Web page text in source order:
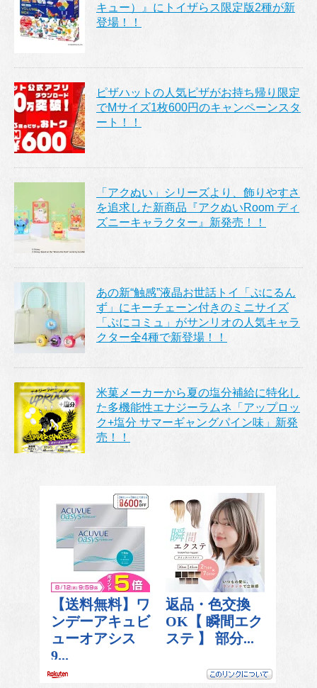
キュー）』にトイザらス限定版2種が新
登場！！
ピザハットの人気ピザがお持ち帰り限定
でMサイズ1枚600円のキャンペーンスタ
ート！！
「アクぬい」シリーズより、飾りやすさ
を追求した新商品『アクぬいRoom ディ
ズニーキャラクター』新発売！！
あの新“触感”液晶お世話トイ「ぷにるん
ず」にキーチェーン付きのミニサイズ
「ぷにコミュ」がサンリオの人気キャラ
クター全4種で新登場！！
米菓メーカーから夏の塩分補給に特化し
た多機能性エナジーラムネ「アップロッ
ク+塩分 サマーギャングパイン味」新発
売！！